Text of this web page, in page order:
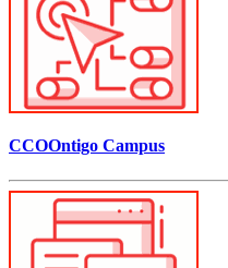
CCOOntigo Campus